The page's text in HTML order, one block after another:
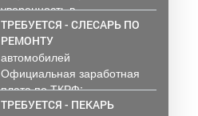
уверенность в...
ТРЕБУЕТСЯ - СЛЕСАРЬ ПО
РЕМОНТУ
автомобилей
Официальная заработная
плата по ТКРФ;
социальные гарантии и
ТРЕБУЕТСЯ - ПЕКАРЬ